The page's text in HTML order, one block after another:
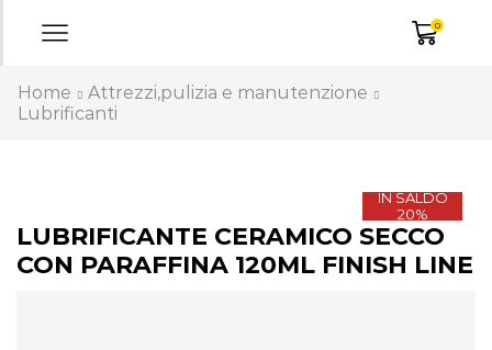
0
Home
Attrezzi,pulizia e manutenzione
Lubrificanti
IN SALDO
20%
LUBRIFICANTE CERAMICO SECCO
CON PARAFFINA 120ML FINISH LINE